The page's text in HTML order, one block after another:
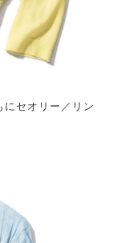
セオリー／リン